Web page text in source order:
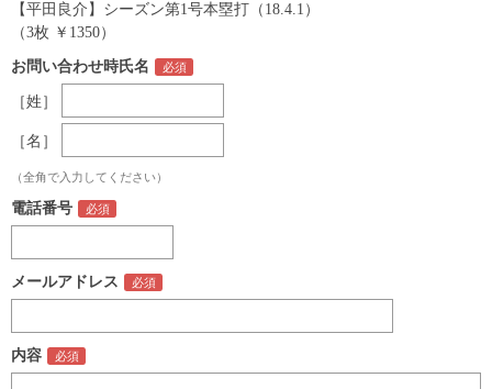
【平田良介】シーズン第1号本塁打（18.4.1）
（3枚 ￥1350）
お問い合わせ時氏名
［姓］
［名］
（全角で入力してください）
電話番号
メールアドレス
内容